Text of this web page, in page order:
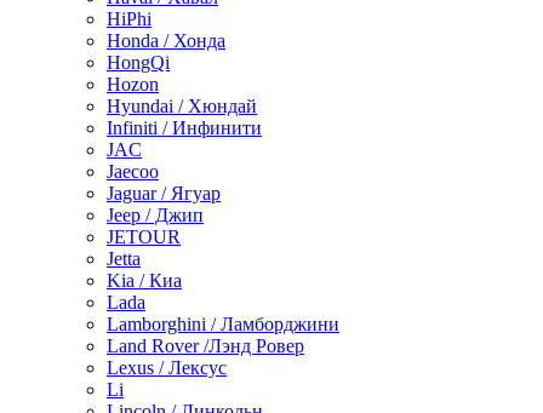
HiPhi
Honda / Хонда
HongQi
Hozon
Hyundai / Хюндай
Infiniti / Инфинити
JAC
Jaecoo
Jaguar / Ягуар
Jeep / Джип
JETOUR
Jetta
Kia / Киа
Lada
Lamborghini / Ламборджини
Land Rover /Лэнд Ровер
Lexus / Лексус
Li